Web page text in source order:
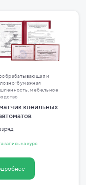
и
бумажная
мебельное
клеильных
запись на курс